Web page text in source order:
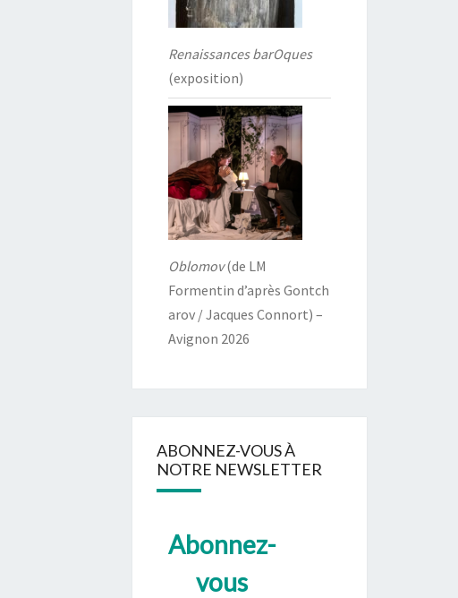
Renaissances barOques
(exposition)
Oblomov(de LM
Formentin d’après Gontch
arov / Jacques Connort) –
Avignon 2026
ABONNEZ-VOUS À
NOTRE NEWSLETTER
Abonnez-
vous